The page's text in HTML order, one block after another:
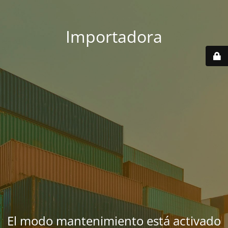
Importadora
El modo mantenimiento está activado